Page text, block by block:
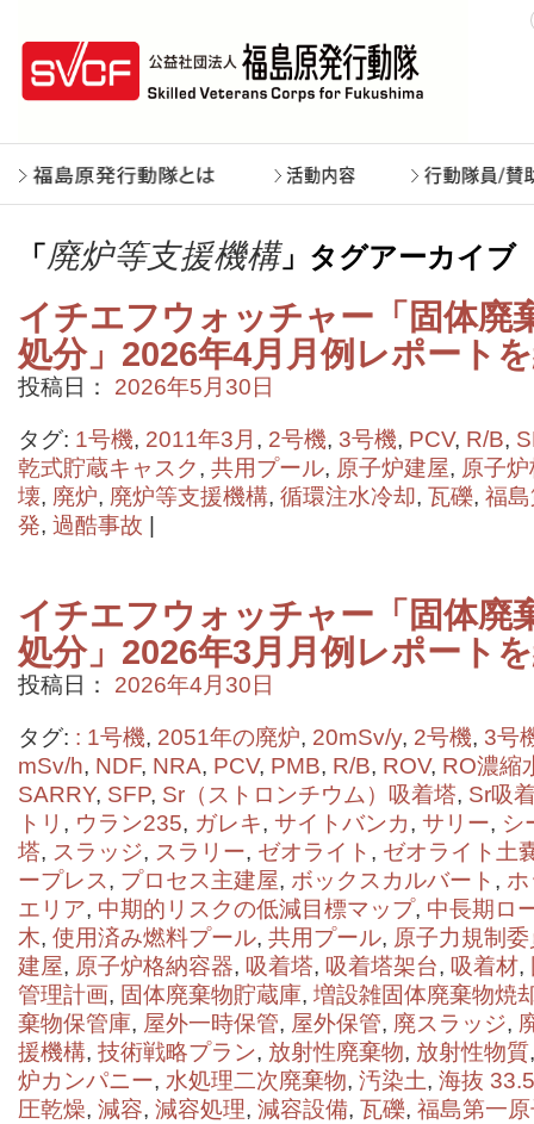
「 廃炉等支援機構」タグアーカイブ
イチエフウォッチャー「固体廃
処分」2026年4月月例レポート
投稿日： 2026年5月30日
タグ: 1号機, 2011年3月 , 2号機, 3号機, PCV, R/B,
乾式貯蔵キャスク, 共用プール, 原子炉建屋, 原子
壊, 廃炉, 廃炉等支援機構, 循環注水冷却, 瓦礫, 福
発, 過酷事故
イチエフウォッチャー「固体廃
処分」2026年3月月例レポート
投稿日： 2026年4月30日
タグ: : 1号機, 2051年の廃炉, 20mSv/y, 2号機, 3号
mSv/h, NDF, NRA, PCV, PMB, R/B, ROV, RO濃縮
SARRY, SFP, Sr（ストロンチウム）吸着塔, Sr吸
トリ , ウラン235, ガレキ, サイトバンカ, サリー, シ
塔, スラッジ, スラリー, ゼオライト , ゼオライト土
ープレス, プロセス主建屋, ボックスカルバート ,
エリア, 中期的リスクの低減目標マップ, 中長期ロ
木, 使用済み燃料プール, 共用プール, 原子力規制
建屋, 原子炉格納容器, 吸着塔, 吸着塔架台, 吸着材,
管理計画, 固体廃棄物貯蔵庫, 増設雑固体廃棄物焼
棄物保管庫, 屋外一時保管, 屋外保管, 廃スラッジ,
援機構, 技術戦略プラン, 放射性廃棄物, 放射性物質
炉カンパニー, 水処理二次廃棄物, 汚染土, 海抜
圧乾燥, 減容, 減容処理, 減容設備, 瓦礫, 福島第一